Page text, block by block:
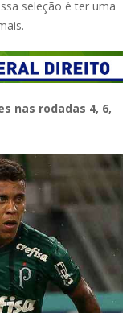
seleção é ter uma
nas rodadas 4, 6,